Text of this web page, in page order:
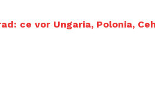
ce vor Ungaria, Polonia,